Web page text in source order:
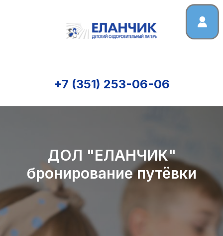
+7 (351) 253-06-06
ДОЛ "ЕЛАНЧИК"
бронирование путёвки